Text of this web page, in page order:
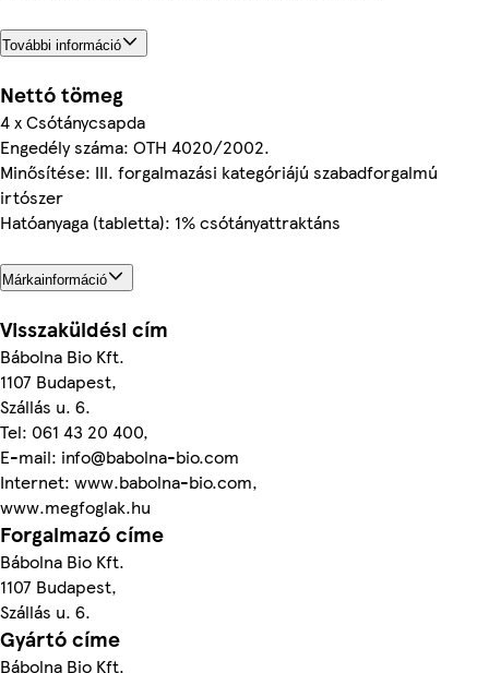
További információ
Nettó tömeg
4 x Csótánycsapda
Engedély száma: OTH 4020/2002.
Minősítése: III. forgalmazási kategóriájú szabadforgalmú
irtószer
Hatóanyaga (tabletta): 1% csótányattraktáns
Márkainformáció
Visszaküldési cím
Bábolna Bio Kft.
1107 Budapest,
Szállás u. 6.
Tel: 061 43 20 400,
E-mail: info@babolna-bio.com
Internet: www.babolna-bio.com,
www.megfoglak.hu
Forgalmazó címe
Bábolna Bio Kft.
1107 Budapest,
Szállás u. 6.
Gyártó címe
Bábolna Bio Kft.